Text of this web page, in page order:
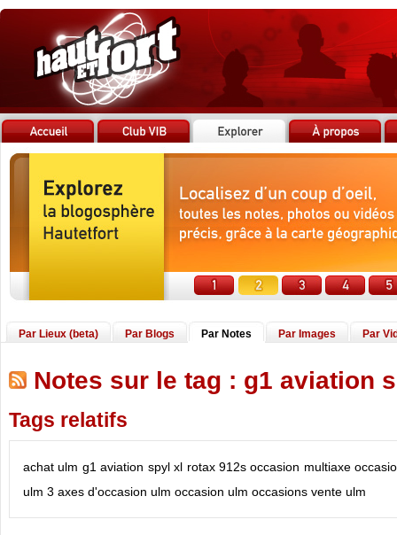
Par Lieux (beta) Par Blogs Par Notes Par Images Par
Notes sur le tag : g1 aviation
Tags relatifs
achat ulm g1 aviation spyl xl rotax 912s occasion multiaxe
ulm 3 axes d'occasion ulm occasion ulm occasions vente ulm